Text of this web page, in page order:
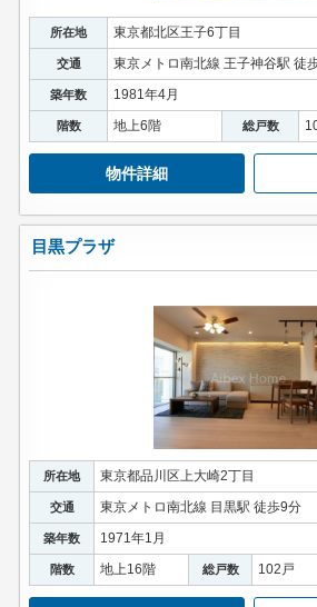
所在地 東京都北区王子6丁目
交通 東京メトロ南北線 王子神谷駅 徒
築年数 1981年4月
階数 地上6階 総戸数
物件詳細
目黒プラザ
所在地 東京都品川区上大崎2丁目
交通 東京メトロ南北線 目黒駅 徒歩9分
築年数 1971年1月
階数 地上16階 総戸数 102戸